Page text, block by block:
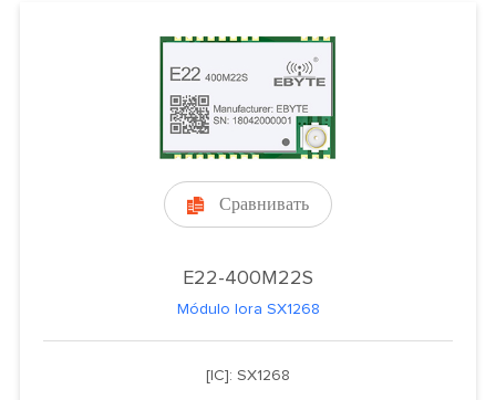
 Сравнивать
E22-400M22S
Módulo lora SX1268
[IC]: SX1268